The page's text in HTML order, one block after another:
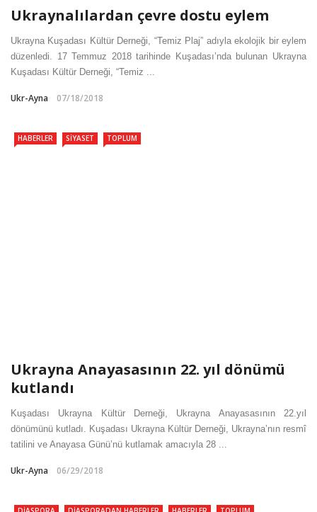
Ukraynalılardan çevre dostu eylem
Ukrayna Kuşadası Kültür Derneği, “Temiz Plaj” adıyla ekolojik bir eylem
düzenledi. 17 Temmuz 2018 tarihinde Kuşadası’nda bulunan Ukrayna
Kuşadası Kültür Derneği, “Temiz ...
Ukr-Ayna 07/18/2018
HABERLER SIYASET TOPLUM
Ukrayna Anayasasının 22. yıl dönümü
kutlandı
Kuşadası Ukrayna Kültür Derneği, Ukrayna Anayasasının 22.yıl
dönümünü kutladı. Kuşadası Ukrayna Kültür Derneği, Ukrayna’nın resmî
tatilini ve Anayasa Günü’nü kutlamak amacıyla 28 ...
Ukr-Ayna 06/29/2018